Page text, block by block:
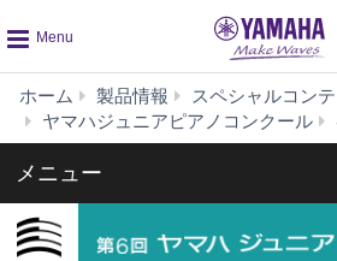
global
navigation
ホーム 製品情報
スペシャルコン
ヤマハジュニアピアノコンクール
メニュー